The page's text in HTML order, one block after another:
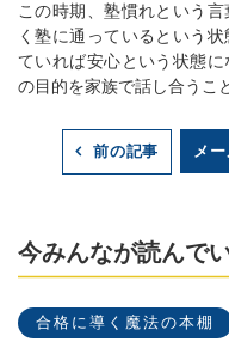
この時期、塾慣れという
く塾に通っているという
ていれば安心という状態
の目的を家族で話し合うこ
前の記事 メ
今みんなが読んで
合格に導く魔法の本棚